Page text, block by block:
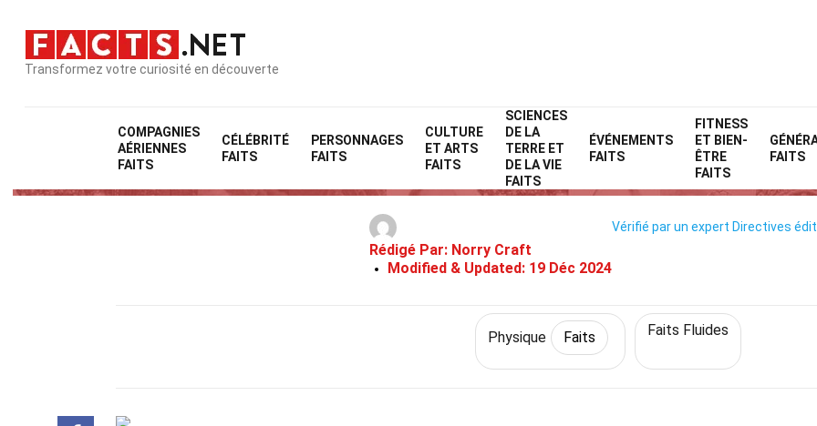
Transformez votre curiosité en découverte
COMPAGNIES
AÉRIENNES
FAITS
CÉLÉBRITÉ
FAITS
PERSONNAGES
FAITS
CULTURE
ET ARTS
FAITS
SCIENCES
DE LA
TERRE ET
DE LA VIE
FAITS
ÉVÉNEMENTS
FAITS
FITNESS
ET BIEN-
ÊTRE
FAITS
FAITS
Home Science Physique Faits
37 Faits Sur Flottabilité
Rédigé Par: Norry Craft
Modified & Updated: 19 Déc 2024
Vérifié par un expert Directives
Physique Faits Faits Fluides